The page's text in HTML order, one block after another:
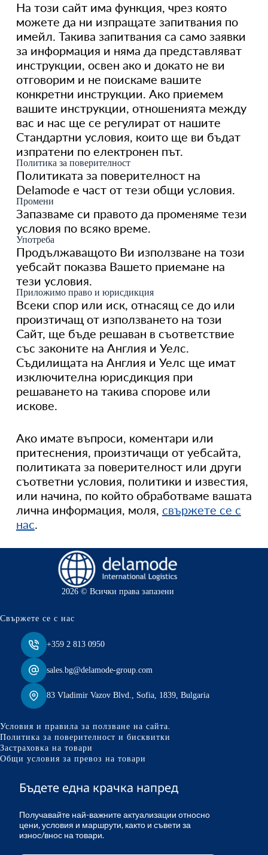
На този сайт има функция, чрез която
можете да ни изпращате запитвания по
имейл. Такива запитвания са само заявки
за информация и няма да представляват
инструкции, освен ако и докато не ви
отговорим и не поискаме вашите
конкретни инструкции. Ако приемем
вашите инструкции, отношенията между
вас и нас ще се регулират от нашите
Стандартни условия, които ще ви бъдат
изпратени по електронен път.
Политика за поверителност
Политиката за поверителност на
Delamode е част от тези общи условия.
Промени
Запазваме си правото да променяме тези
условия по всяко време.
Употреба
Продължаващото Ви използване на този
уебсайт показва Вашето приемане на
тези условия.
Приложимо право и юрисдикция
Всеки спор или иск, отнасящ се до или
произтичащ от използването на този
Сайт, ще бъде решаван в съответствие
със законите на Англия и Уелс.
Съдилищата на Англия и Уелс ще имат
изключителна юрисдикция при
решаването на такива спорове или
искове.
Ако имате въпроси, коментари или
притеснения, произтичащи от уебсайта,
политиката за поверителност или други
съответни условия, политики и известия,
или начина, по който обработваме вашата
лична информация, моля, свържете се с
нас.
2026 © Всички права запазени
Свържете се с нас
+359 2 813 0950
sales.bg@delamode-group.com
83 Vladimir Vazov Blvd., Sofia, 1839, Bulgaria
Условия и правила за ползване на сайта.
Политика за поверителност и бисквитки
Застраховка на товари
Общи условия за превоз на товари
Бъдете една крачка напред
Получавайте най-важните актуализации относно
цени, условия и маршрути, както и съвети за
износ/внос на товари.